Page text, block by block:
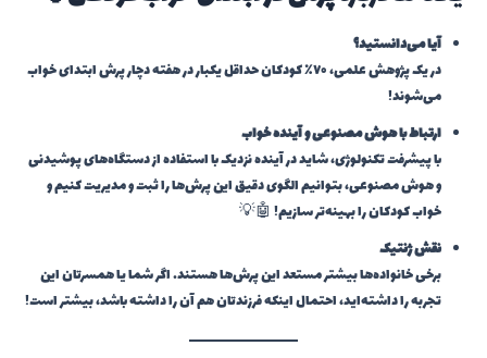
آیا می‌دانستید؟
در یک پژوهش علمی، ۷۰٪ کودکان حداقل یکبار در هفته دچار پرش ابتدای خواب
می‌شوند!
ارتباط با هوش مصنوعی و آینده خواب
با پیشرفت تکنولوژی، شاید در آینده نزدیک با استفاده از دستگاه‌های پوشیدنی
و هوش مصنوعی، بتوانیم الگوی دقیق این پرش‌ها را ثبت و مدیریت کنیم و
خواب کودکان را بهینه‌تر سازیم! 🤖💡
نقش ژنتیک
برخی خانواده‌ها بیشتر مستعد این پرش‌ها هستند. اگر شما یا همسرتان این
تجربه را داشته‌اید، احتمال اینکه فرزندتان هم آن را داشته باشد، بیشتر است!